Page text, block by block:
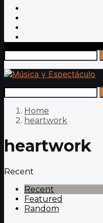
Home
heartwork
heartwork
Recent
Recent
Featured
Random